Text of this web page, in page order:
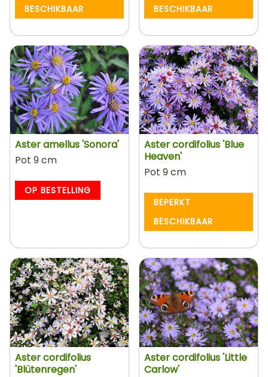
BESCHIKBAAR
BESCHIKBAAR
Aster amellus 'Sonora'
Pot 9 cm
OP BESTELLING
Aster cordifolius 'Blue
Heaven'
Pot 9 cm
BEPERKT
BESCHIKBAAR
Aster cordifolius
'Blütenregen'
Aster cordifolius 'Little
Carlow'